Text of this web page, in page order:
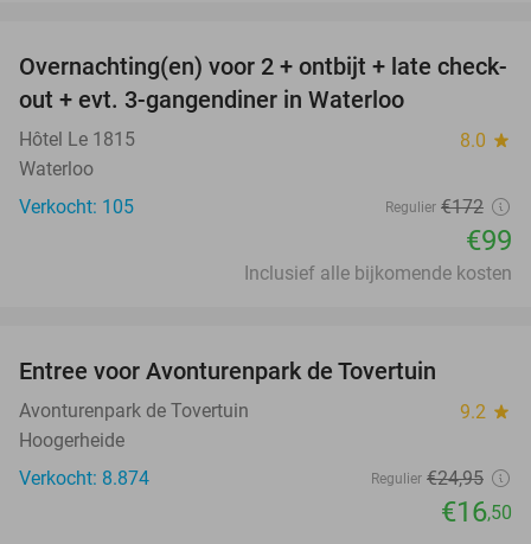
42%
Overnachting(en) voor 2 + ontbijt + late check-
out + evt. 3-gangendiner in Waterloo
Hôtel Le 1815 8.0 star
Waterloo
Verkocht: 105
Regulier €172
€99
Inclusief alle bijkomende kosten
Entree voor Avonturenpark de Tovertuin
Avonturenpark de Tovertuin 9.2 star
Hoogerheide
Verkocht: 8.874
Regulier €24,95
€16,50